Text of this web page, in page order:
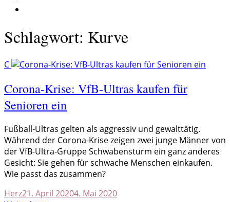
Schlagwort: Kurve
C
Corona-Krise: VfB-Ultras kaufen für
Senioren ein
Fußball-Ultras gelten als aggressiv und gewalttätig.
Während der Corona-Krise zeigen zwei junge Männer von
der VfB-Ultra-Gruppe Schwabensturm ein ganz anderes
Gesicht: Sie gehen für schwache Menschen einkaufen.
Wie passt das zusammen?
Herz21. April 20204. Mai 2020